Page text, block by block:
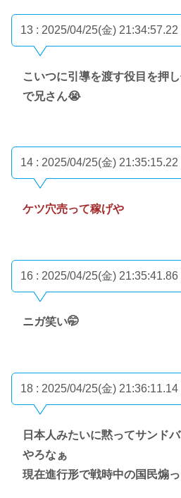
13 : 2025/04/25(金) 21:34:57.22
こいつに引導を渡す役目を押
で兄さん😭
14 : 2025/04/25(金) 21:35:15.22
ケツ穴売って稼げや
16 : 2025/04/25(金) 21:35:41.86
ニガ笑い🤭
18 : 2025/04/25(金) 21:36:11.14
日本人みたいに黙ってサンド
やろなぁ
現在進行形で戦時中の国民煽